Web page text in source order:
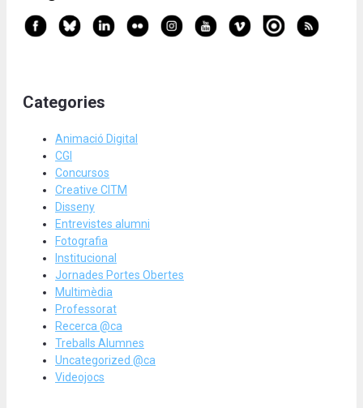
Categories
Animació Digital
CGI
Concursos
Creative CITM
Disseny
Entrevistes alumni
Fotografia
Institucional
Jornades Portes Obertes
Multimèdia
Professorat
Recerca @ca
Treballs Alumnes
Uncategorized @ca
Videojocs